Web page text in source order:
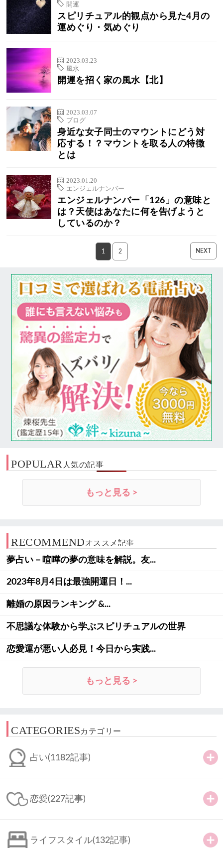
開運
スピリチュアル的観点から見た4月の
運めぐり・気めぐり
2023.03.23
風水
開運を招く家の風水【北】
2023.03.07
ブログ
身近な女子同士のマウントにどう対
応する！？マウントを取る人の特徴
とは
2023.01.20
エンジェルナンバー
エンジェルナンバー「126」の意味と
は？天使はあなたに何を告げようと
しているのか？
1 2 NEXT
POPULAR 人気の記事
もっと見る >
RECOMMENDオススメ記事
夢占い－喧嘩の夢の意味を解説。友...
2023年8月4日は最強開運日！...
離婚の原因ランキング &...
不思議な体験から学ぶスピリチュアルの世界
恋愛運が悪い人必見！今日から実践...
もっと見る >
CATEGORIESカテゴリー
占い(1182記事)
恋愛(227記事)
ライフスタイル(132記事)